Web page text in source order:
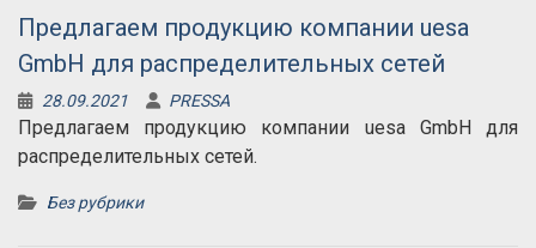
Предлагаем продукцию компании uesa
GmbH для распределительных сетей
28.09.2021 PRESSA
Предлагаем продукцию компании uesa GmbH для
распределительных сетей.
Без рубрики